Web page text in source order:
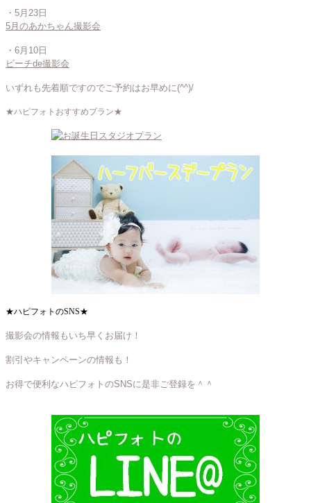
・5月23日
5月のあかちゃん撮影会
・6月10日
ビーチde撮影会
いずれも先着順ですのでご予約はお早めに(^^)/
★ハピフォトおすすめプラン★
★ハピフォトのSNS★
撮影会の情報もいち早くお届け！
割引やキャンペーンの情報も！
お得で便利なハピフォトのSNSに是非ご登録を＾＾